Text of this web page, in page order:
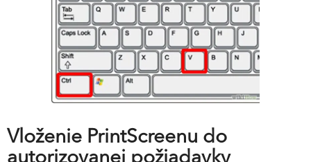
Vloženie PrintScreenu do